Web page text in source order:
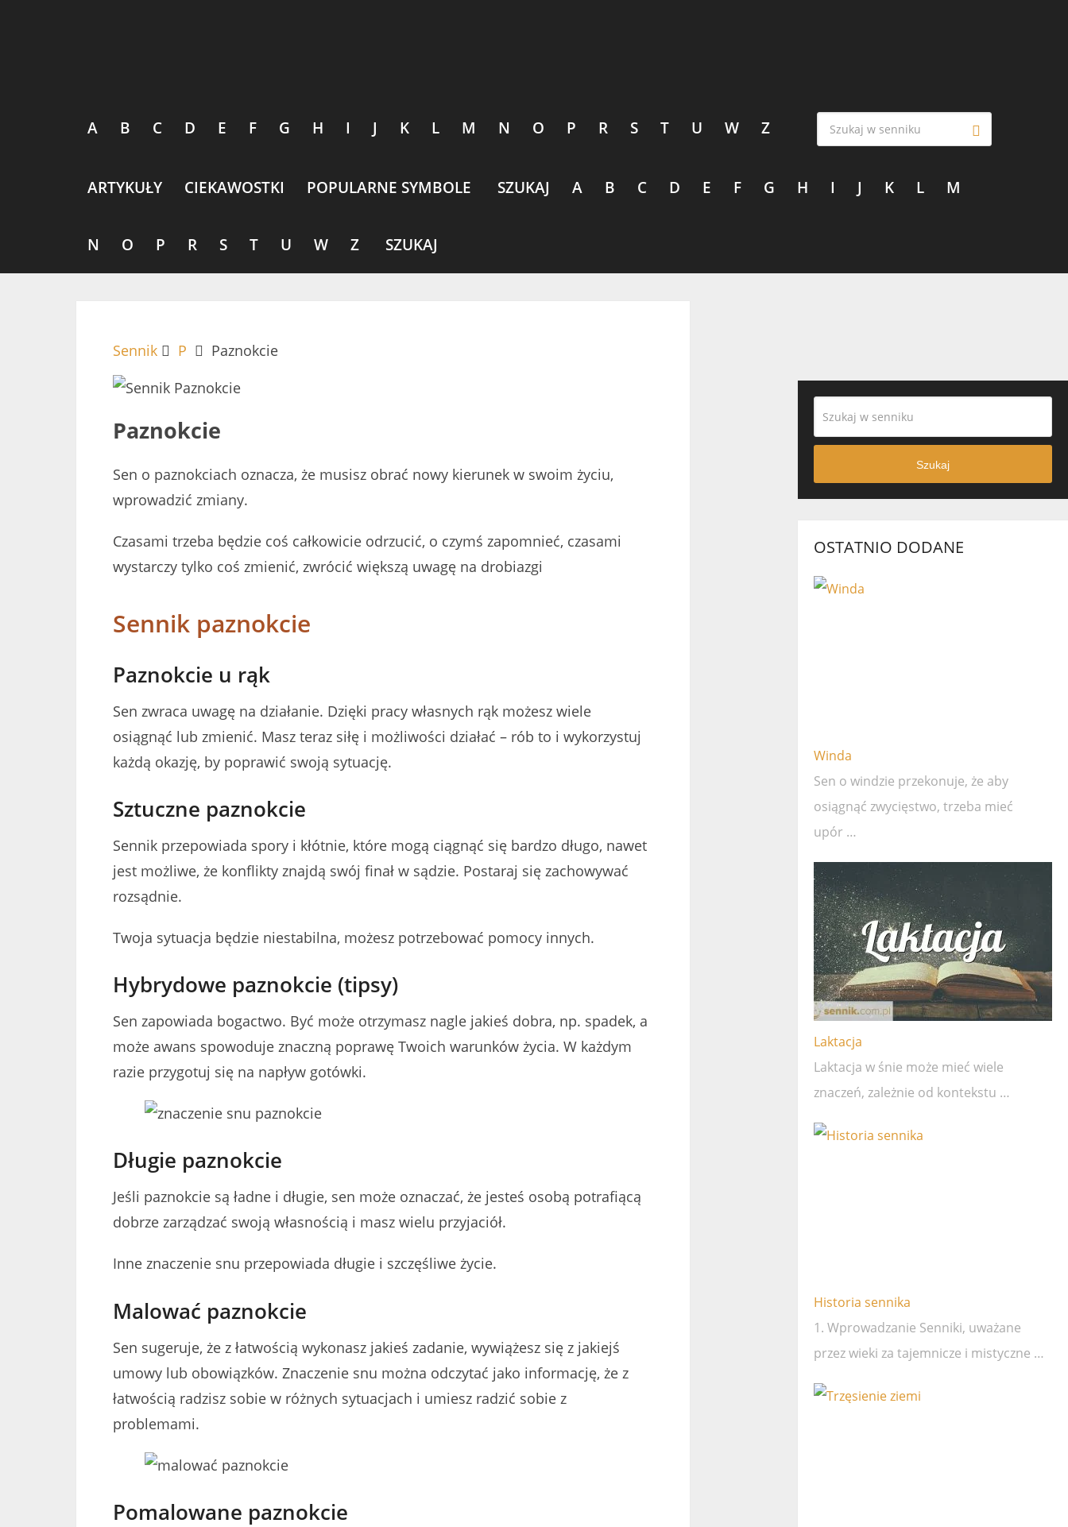
A B C D E F G H I J K L M N O P R S T U W Z
ARTYKUŁY CIEKAWOSTKI POPULARNE SYMBOLE SZUKAJ A B C D E F G H I J K L M
N O P R S T U W Z SZUKAJ
Sennik P Paznokcie
Paznokcie
Sen o paznokciach oznacza, że ​​musisz obrać nowy kierunek w swoim życiu,
wprowadzić zmiany.
Czasami trzeba będzie coś całkowicie odrzucić, o czymś zapomnieć, czasami
wystarczy tylko coś zmienić, zwrócić większą uwagę na drobiazgi
Sennik paznokcie
Paznokcie u rąk
Sen zwraca uwagę na działanie. Dzięki pracy własnych rąk możesz wiele
osiągnąć lub zmienić. Masz teraz siłę i możliwości działać – rób to i wykorzystuj
każdą okazję, by poprawić swoją sytuację.
Sztuczne paznokcie
Sennik przepowiada spory i kłótnie, które mogą ciągnąć się bardzo długo, nawet
jest możliwe, że konflikty znajdą swój finał w sądzie. Postaraj się zachowywać
rozsądnie.
Twoja sytuacja będzie niestabilna, możesz potrzebować pomocy innych.
Hybrydowe paznokcie (tipsy)
Sen zapowiada bogactwo. Być może otrzymasz nagle jakieś dobra, np. spadek, a
może awans spowoduje znaczną poprawę Twoich warunków życia. W każdym
razie przygotuj się na napływ gotówki.
Długie paznokcie
Jeśli paznokcie są ładne i długie, sen może oznaczać, że jesteś osobą potrafiącą
dobrze zarządzać swoją własnością i masz wielu przyjaciół.
Inne znaczenie snu przepowiada długie i szczęśliwe życie.
Malować paznokcie
Sen sugeruje, że z łatwością wykonasz jakieś zadanie, wywiążesz się z jakiejś
umowy lub obowiązków. Znaczenie snu można odczytać jako informację, że z
łatwością radzisz sobie w różnych sytuacjach i umiesz radzić sobie z
problemami.
Pomalowane paznokcie
Szukaj
OSTATNIO DODANE
Winda
Sen o windzie przekonuje, że ​​aby
osiągnąć zwycięstwo, trzeba mieć
upór …
Laktacja
Laktacja w śnie może mieć wiele
znaczeń, zależnie od kontekstu …
Historia sennika
1. Wprowadzanie Senniki, uważane
przez wieki za tajemnicze i mistyczne …